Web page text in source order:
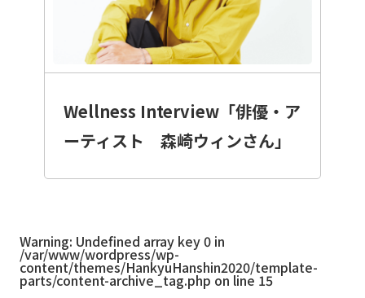
Wellness Interview「俳優・ア
ーティスト 森崎ウィンさん」
Warning: Undefined array key 0 in
/var/www/wordpress/wp-
content/themes/HankyuHanshin2020/template-
parts/content-archive_tag.php on line 15